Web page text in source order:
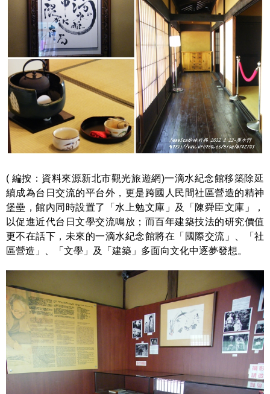
( 編按：資料來源新北市觀光旅遊網)一滴水紀念館移築除延
續成為台日交流的平台外，更是跨國人民間社區營造的精神
堡壘，館內同時設置了「水上勉文庫」及「陳舜臣文庫」，
以促進近代台日文學交流鳴放；而百年建築技法的研究價值
更不在話下，未來的一滴水紀念館將在「國際交流」、「社
區營造」、「文學」及「建築」多面向文化中逐夢發想。